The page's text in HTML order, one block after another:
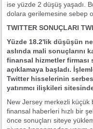
ise yüzde 2 düşüş yaşadı.
dolara gerilemesine sebep
TWITTER SONUÇLARI
Yüzde 18.2'lik düşüşün
aslında mali sonuçlarını
finansal hizmetler firması
açıklamaya başladı.
Twitter hisselerinin
yatırımcı ilişkileri
New Jersey merkezli küçük
finansal haberleri hızlı bir
önce sonuçları siteye